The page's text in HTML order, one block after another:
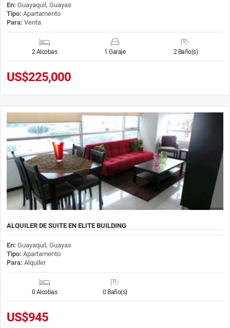
En: Guayaquil, Guayas
Tipo: Apartamento
Para: Venta
2 Alcobas 1 Garaje 2 Baño(s)
US$225,000
ALQUILER DE SUITE EN ELITE BUILDING
En: Guayaquil, Guayas
Tipo: Apartamento
Para: Alquiler
0 Alcobas 0 Baño(s)
US$945